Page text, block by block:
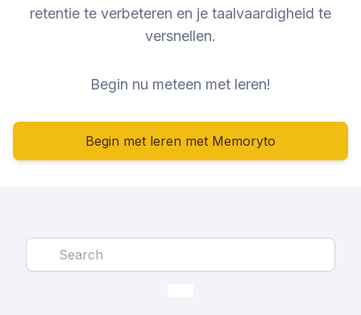
retentie te verbeteren en je taalvaardigheid te
versnellen.
Begin nu meteen met leren!
Begin met leren met Memoryto